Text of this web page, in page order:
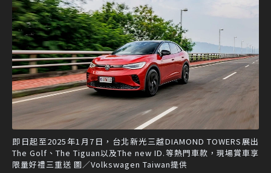
即日起至2025年1月7日，台北新光三越DIAMOND TOWERS展出
The Golf、The Tiguan以及The new ID.等熱門車款，現場賞車享
限量好禮三重送 圖／Volkswagen Taiwan提供